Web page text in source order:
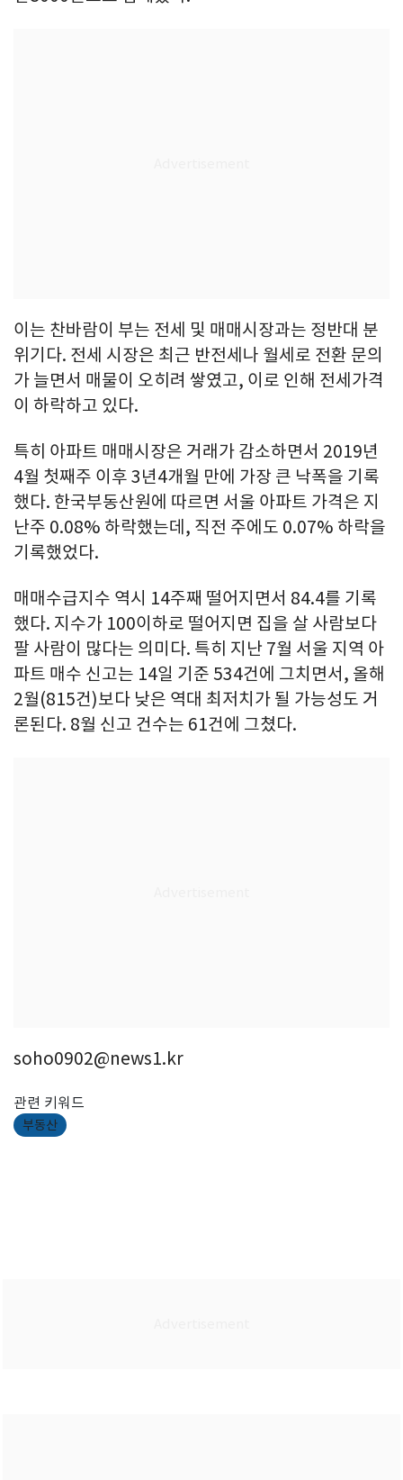
이는 찬바람이 부는 전세 및 매매시장과는 정반대 분
위기다. 전세 시장은 최근 반전세나 월세로 전환 문의
가 늘면서 매물이 오히려 쌓였고, 이로 인해 전세가격
이 하락하고 있다.
특히 아파트 매매시장은 거래가 감소하면서 2019년
4월 첫째주 이후 3년4개월 만에 가장 큰 낙폭을 기록
했다. 한국부동산원에 따르면 서울 아파트 가격은 지
난주 0.08% 하락했는데, 직전 주에도 0.07% 하락을
기록했었다.
매매수급지수 역시 14주째 떨어지면서 84.4를 기록
했다. 지수가 100이하로 떨어지면 집을 살 사람보다
팔 사람이 많다는 의미다. 특히 지난 7월 서울 지역 아
파트 매수 신고는 14일 기준 534건에 그치면서, 올해
2월(815건)보다 낮은 역대 최저치가 될 가능성도 거
론된다. 8월 신고 건수는 61건에 그쳤다.
soho0902@news1.kr
관련 키워드
부동산